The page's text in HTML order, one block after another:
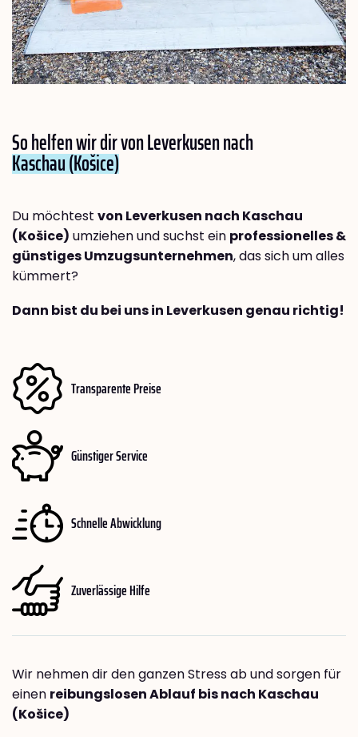
So helfen wir dir von Leverkusen nach
Kaschau (Košice)
Du möchtest von Leverkusen nach Kaschau
(Košice) umziehen und suchst ein professionelles &
günstiges Umzugsunternehmen, das sich um alles
kümmert?
Dann bist du bei uns in Leverkusen genau richtig!
Transparente Preise
Günstiger Service
Schnelle Abwicklung
Zuverlässige Hilfe
Wir nehmen dir den ganzen Stress ab und sorgen für
einen reibungslosen Ablauf bis nach Kaschau
(Košice)